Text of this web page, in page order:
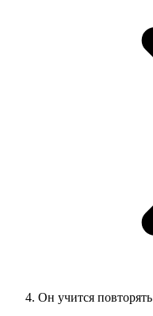
Он учится повторять